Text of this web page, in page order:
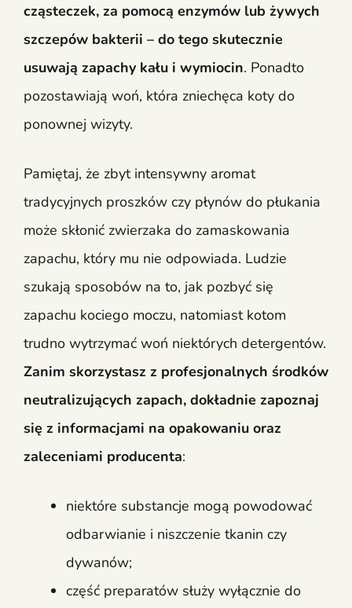
cząsteczek, za pomocą enzymów lub żywych
szczepów bakterii – do tego skutecznie
usuwają zapachy kału i wymiocin. Ponadto
pozostawiają woń, która zniechęca koty do
ponownej wizyty.
Pamiętaj, że zbyt intensywny aromat
tradycyjnych proszków czy płynów do płukania
może skłonić zwierzaka do zamaskowania
zapachu, który mu nie odpowiada. Ludzie
szukają sposobów na to, jak pozbyć się
zapachu kociego moczu, natomiast kotom
trudno wytrzymać woń niektórych detergentów.
Zanim skorzystasz z profesjonalnych środków
neutralizujących zapach, dokładnie zapoznaj
się z informacjami na opakowaniu oraz
zaleceniami producenta:
niektóre substancje mogą powodować
odbarwianie i niszczenie tkanin czy
dywanów;
część preparatów służy wyłącznie do